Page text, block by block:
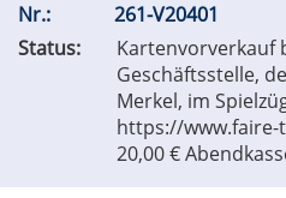
Nr.:
261-V20401
Status:
Kartenvorverkauf
Geschäftsstelle,
Merkel, im
https://www.faire-
20,00 €